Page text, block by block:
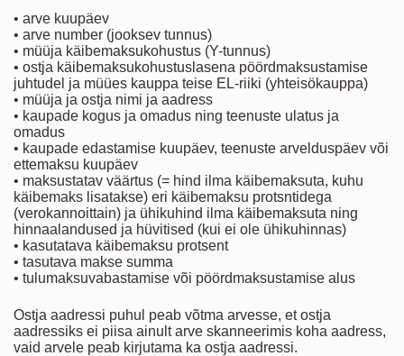
• arve kuupäev
• arve number (jooksev tunnus)
• müüja käibemaksukohustus (Y-tunnus)
• ostja käibemaksukohustuslasena pöördmaksustamise
juhtudel ja müües kauppa teise EL-riiki (yhteisökauppa)
• müüja ja ostja nimi ja aadress
• kaupade kogus ja omadus ning teenuste ulatus ja
omadus
• kaupade edastamise kuupäev, teenuste arvelduspäev või
ettemaksu kuupäev
• maksustatav väärtus (= hind ilma käibemaksuta, kuhu
käibemaks lisatakse) eri käibemaksu protsntidega
(verokannoittain) ja ühikuhind ilma käibemaksuta ning
hinnaalandused ja hüvitised (kui ei ole ühikuhinnas)
• kasutatava käibemaksu protsent
• tasutava makse summa
• tulumaksuvabastamise või pöördmaksustamise alus
Ostja aadressi puhul peab võtma arvesse, et ostja
aadressiks ei piisa ainult arve skanneerimis koha aadress,
vaid arvele peab kirjutama ka ostja aadressi.